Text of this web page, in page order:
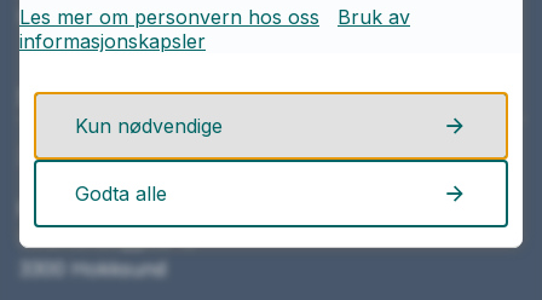
Mandag–fredag kl. 08.00–15.30
Skriv til oss
Send e-post
Eiker videregående skole
Strømshauggata 12
3300 Hokksund
Les mer om personvern hos oss
Bruk av
informasjonskapsler
Kun nødvendige
Godta alle